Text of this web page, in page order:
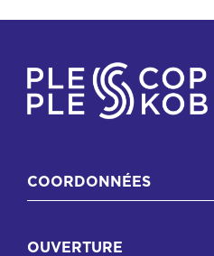
COORDONNÉES
OUVERTURE